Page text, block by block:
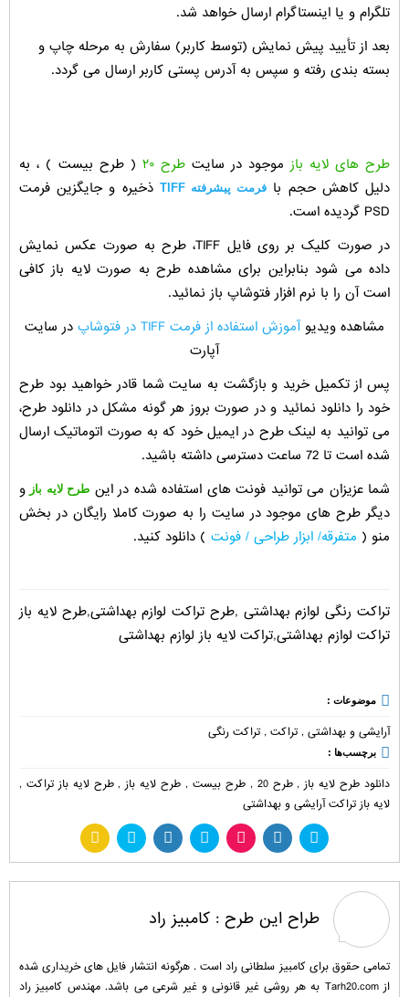
تلگرام و یا اینستاگرام ارسال خواهد شد.
بعد از تأیید پیش نمایش (توسط کاربر) سفارش به مرحله چاپ و
بسته بندی رفته و سپس به آدرس پستی کاربر ارسال می گردد.
طرح های لایه باز موجود در سایت طرح ۲۰
( طرح بیست ) ، به
دلیل کاهش حجم با فرمت پیشرفته TIFF
ذخیره و جایگزین فرمت
PSD گردیده است.
در صورت کلیک بر روی فایل TIFF، طرح به صورت عکس نمایش
داده می شود بنابراین برای مشاهده طرح به صورت لایه باز کافی
است آن را با نرم افزار فتوشاپ باز نمائید.
مشاهده ویدیوآموزش استفاده از فرمت TIFF در فتوشاپ
در سایت
آپارت
پس از تکمیل خرید و بازگشت به سایت شما قادر خواهید بود طرح
خود را دانلود نمائید و در صورت بروز هر گونه مشکل در دانلود طرح،
می توانید به لینک طرح در ایمیل خود که به صورت اتوماتیک ارسال
شده است تا 72 ساعت دسترسی داشته باشید.
شما عزیزان می توانید فونت های استفاده شده در این طرح لایه باز و
دیگر طرح های موجود در سایت را به صورت کاملا رایگان در بخش
منو ( متفرقه/ ابزار طراحی / فونت ) دانلود کنید.
تراکت رنگی لوازم بهداشتی ,طرح تراکت لوازم بهداشتی,طرح لایه باز
تراکت لوازم بهداشتی,تراکت لایه باز لوازم بهداشتی
موضوعات :
آرایشی و بهداشتی , تراکت , تراکت رنگی
برچسب‌ها :
دانلود طرح لایه باز ,طرح 20 ,طرح بیست , طرح لایه باز ,طرح لایه باز تراکت ,
لایه باز تراکت آرایشی و بهداشتی
طراح این طرح : کامبیز راد
تمامی حقوق برای کامبیز سلطانی راد است . هرگونه انتشار فایل های خریداری شده
از Tarh20.com به هر روشی غیر قانونی و غیر شرعی می باشد. مهندس کامبیز راد